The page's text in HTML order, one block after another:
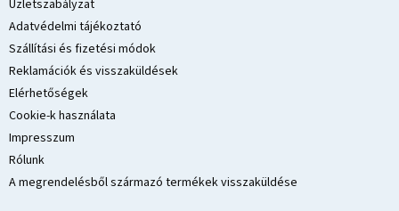
Üzletszabályzat
Adatvédelmi tájékoztató
Szállítási és fizetési módok
Reklamációk és visszaküldések
Elérhetőségek
Cookie-k használata
Impresszum
Rólunk
A megrendelésből származó termékek visszaküldése